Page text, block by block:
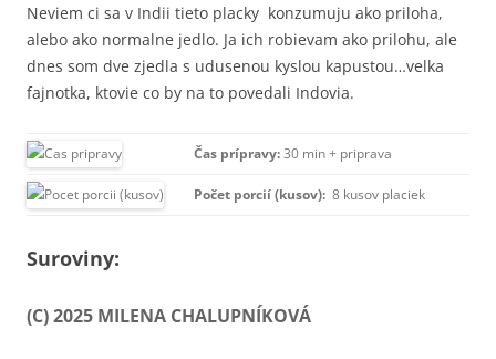
Neviem ci sa v Indii tieto placky konzumuju ako priloha,
alebo ako normalne jedlo. Ja ich robievam ako prilohu, ale
dnes som dve zjedla s udusenou kyslou kapustou…velka
fajnotka, ktovie co by na to povedali Indovia.
Čas prípravy:30 min + priprava
Počet porcií (kusov): 8 kusov placiek
Suroviny:
(C) 2025 MILENA CHALUPNÍKOVÁ